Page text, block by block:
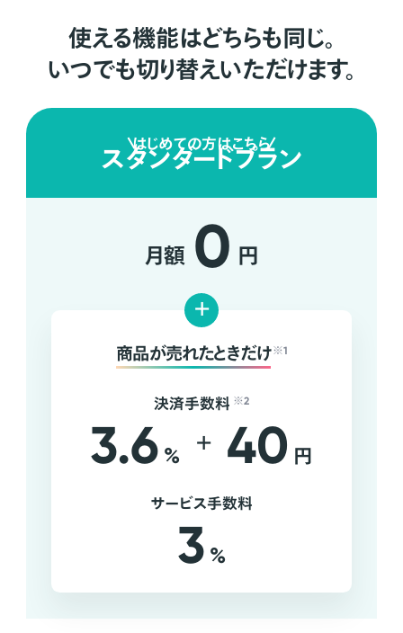
使える機能はどちらも同じ。
いつでも切り替えいただけます。
はじめての方はこちら
スタンダードプラン
月額 0 円
+
商品が売れたときだけ ※1
決済手数料 ※2
3.6 % + 40 円
サービス手数料
3 %